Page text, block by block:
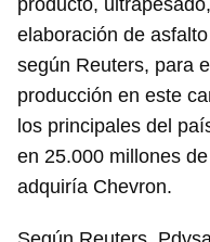
producto,
elaboración de
según Reuters, para
producción en este
los principales del
en 25.000 millones
adquiría Chevron.